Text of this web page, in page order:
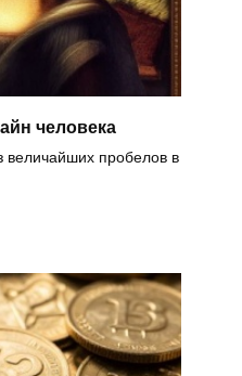
человека
величайших пробелов в